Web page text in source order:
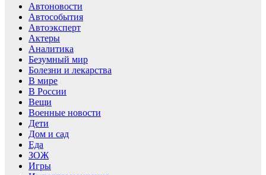
Автоновости
Автособытия
Автоэксперт
Актеры
Аналитика
Безумный мир
Болезни и лекарства
В мире
В России
Вещи
Военные новости
Дети
Дом и сад
Еда
ЗОЖ
Игры